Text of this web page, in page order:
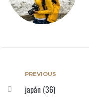
PREVIOUS
japán (36)